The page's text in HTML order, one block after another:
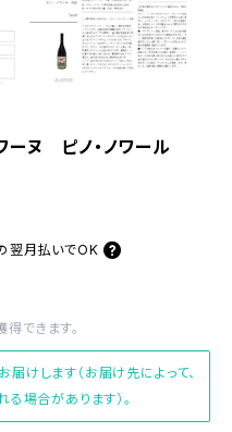
ワーヌ ピノ・ノワール
翌月払いでOK
得できます。
けします（お届け先によって、
場合があります）。